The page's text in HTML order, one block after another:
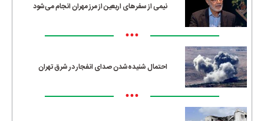
نیمی از سفرهای اربعین از مرز مهران انجام می‌شود
•••
احتمال شنیده‌شدن صدای انفجار در شرق تهران
•••